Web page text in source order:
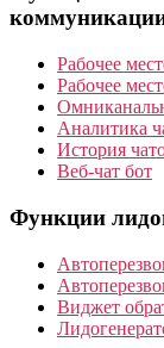
Рабочее
Рабочее
Аналитика
История
Веб-чат бот
Функции
Виджет